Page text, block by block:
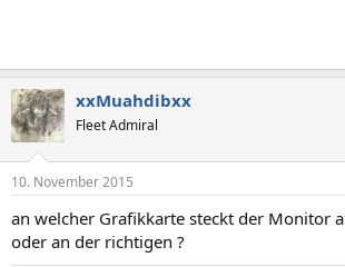
xxMuahdibxx
Fleet Admiral
10. November 2015
an welcher Grafikkarte steckt der Monitor
oder an der richtigen ?